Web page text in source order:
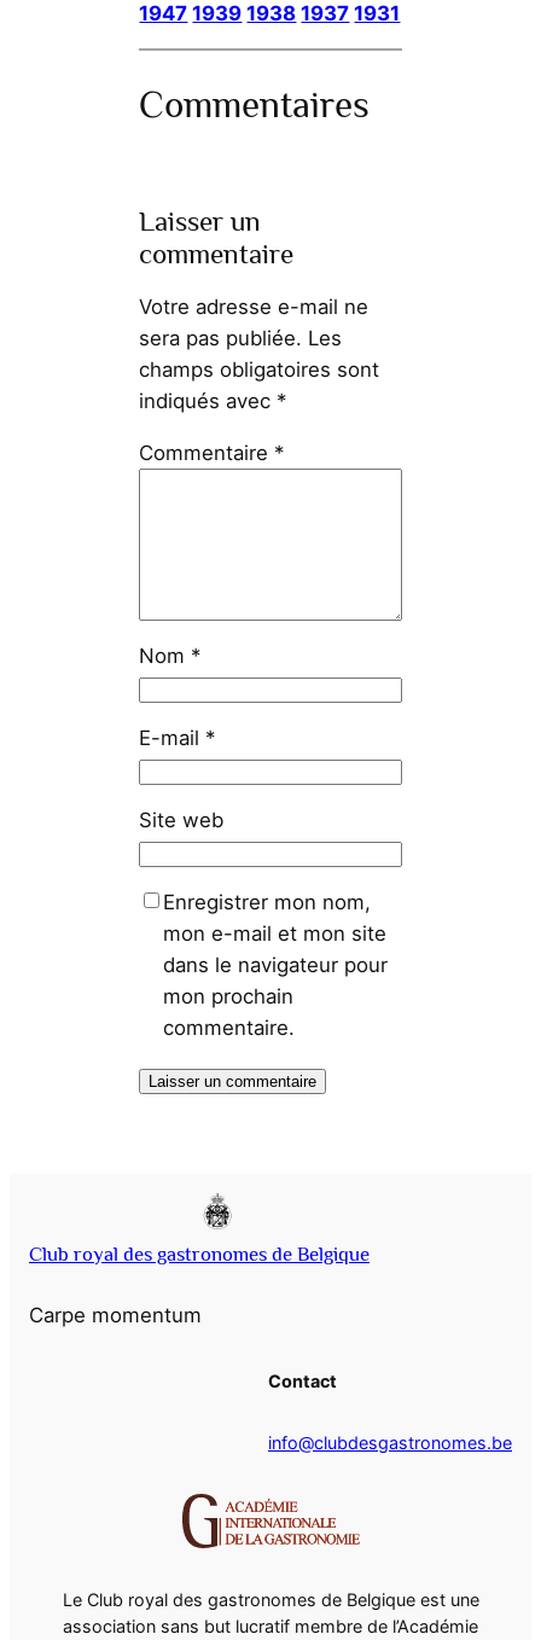
1947 1939 1938 1937 1931
Commentaires
Laisser un
commentaire
Votre adresse e-mail ne
sera pas publiée. Les
champs obligatoires sont
indiqués avec *
Commentaire *
Nom *
E-mail *
Site web
Enregistrer mon nom,
mon e-mail et mon site
dans le navigateur pour
mon prochain
commentaire.
Club royal des gastronomes de Belgique
Carpe momentum
Contact
info@clubdesgastronomes.be
Le Club royal des gastronomes de Belgique est une
association sans but lucratif membre de l’Académie